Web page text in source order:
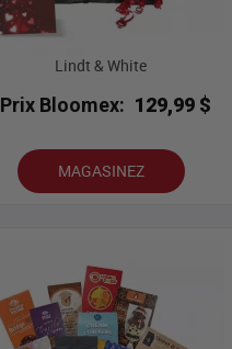
Lindt & White
Prix Bloomex: 129,99 $
MAGASINEZ